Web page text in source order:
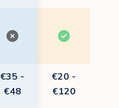
€35 -
€48
€20 -
€120